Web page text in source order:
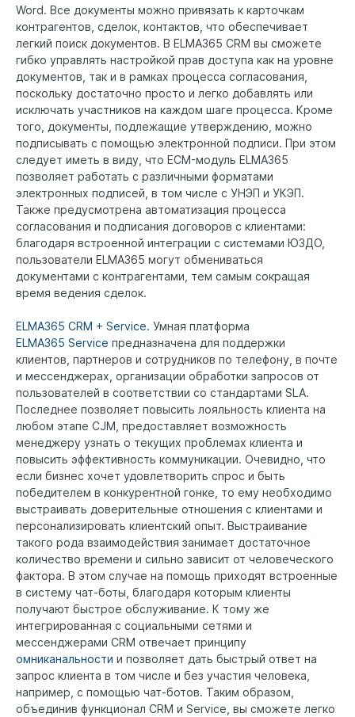
Word. Все документы можно привязать к карточкам
контрагентов, сделок, контактов, что обеспечивает
легкий поиск документов. В ELMA365 CRM вы сможете
гибко управлять настройкой прав доступа как на уровне
документов, так и в рамках процесса согласования,
поскольку достаточно просто и легко добавлять или
исключать участников на каждом шаге процесса. Кроме
того, документы, подлежащие утверждению, можно
подписывать с помощью электронной подписи. При этом
следует иметь в виду, что ECM-модуль ELMA365
позволяет работать с различными форматами
электронных подписей, в том числе с УНЭП и УКЭП.
Также предусмотрена автоматизация процесса
согласования и подписания договоров с клиентами:
благодаря встроенной интеграции с системами ЮЗДО,
пользователи ELMA365 могут обмениваться
документами с контрагентами, тем самым сокращая
время ведения сделок.
ELMA365 CRM + Service. Умная платформа
ELMA365 Service предназначена для поддержки
клиентов, партнеров и сотрудников по телефону, в почте
и мессенджерах, организации обработки запросов от
пользователей в соответствии со стандартами SLA.
Последнее позволяет повысить лояльность клиента на
любом этапе CJM, предоставляет возможность
менеджеру узнать о текущих проблемах клиента и
повысить эффективность коммуникации. Очевидно, что
если бизнес хочет удовлетворить спрос и быть
победителем в конкурентной гонке, то ему необходимо
выстраивать доверительные отношения с клиентами и
персонализировать клиентский опыт. Выстраивание
такого рода взаимодействия занимает достаточное
количество времени и сильно зависит от человеческого
фактора. В этом случае на помощь приходят встроенные
в систему чат-боты, благодаря которым клиенты
получают быстрое обслуживание. К тому же
интегрированная с социальными сетями и
мессенджерами CRM отвечает принципу
омниканальности и позволяет дать быстрый ответ на
запрос клиента в том числе и без участия человека,
например, с помощью чат-ботов. Таким образом,
объединив функционал CRM и Service, вы сможете легко